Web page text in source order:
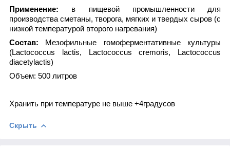
Применение: в пищевой промышленности для
производства сметаны, творога, мягких и твердых сыров (с
низкой температурой второго нагревания)
Состав: Мезофильные гомоферментативные культуры
(Lactococcus lactis, Lactococcus cremoris, Lactococcus
diacetylactis)
Объем: 500 литров
Хранить при температуре не выше +4градусов
Скрыть